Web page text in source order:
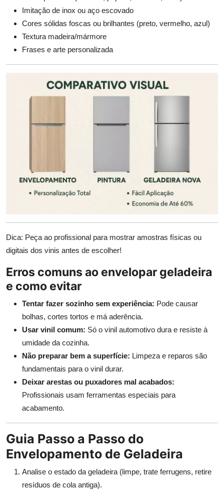
Imitação de inox ou aço escovado
Cores sólidas foscas ou brilhantes (preto, vermelho, azul)
Textura madeira/mármore
Frases e arte personalizada
Dica: Peça ao profissional para mostrar amostras físicas ou
digitais dos vinis antes de escolher!
Erros comuns ao envelopar geladeira
e como evitar
Tentar fazer sozinho sem experiência: Pode causar
bolhas, cortes tortos e má aderência.
Usar vinil comum: Só o vinil automotivo dura e resiste à
umidade da cozinha.
Não preparar bem a superfície: Limpeza e reparos são
fundamentais para o vinil durar.
Deixar arestas ou puxadores mal acabados:
Profissionais usam ferramentas especiais para
acabamento.
Guia Passo a Passo do
Envelopamento de Geladeira
Analise o estado da geladeira (limpe, trate ferrugens, retire
resíduos de cola antiga).